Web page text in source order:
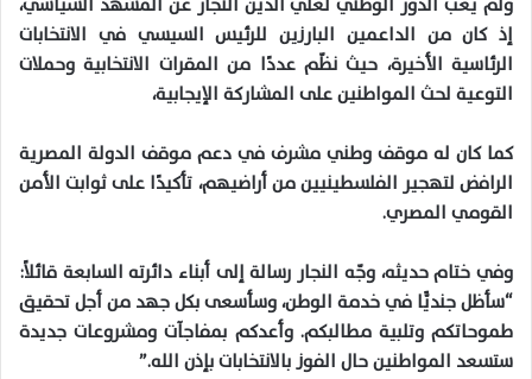
إذ كان من الداعمين البارزين للرئيس السيسي في الانتخابات
الرئاسية الأخيرة، حيث نظّم عددًا من المقرات الانتخابية وحملات
التوعية لحث المواطنين على المشاركة الإيجابية،
كما كان له موقف وطني مشرف في دعم موقف الدولة المصرية
الرافض لتهجير الفلسطينيين من أراضيهم، تأكيدًا على ثوابت الأمن
القومي المصري.
وفي ختام حديثه، وجّه النجار رسالة إلى أبناء دائرته السابعة قائلاً:
“سأظل جنديًّا في خدمة الوطن، وسأسعى بكل جهد من أجل تحقيق
طموحاتكم وتلبية مطالبكم. وأعدكم بمفاجآت ومشروعات جديدة
ستسعد المواطنين حال الفوز بالانتخابات بإذن الله.”